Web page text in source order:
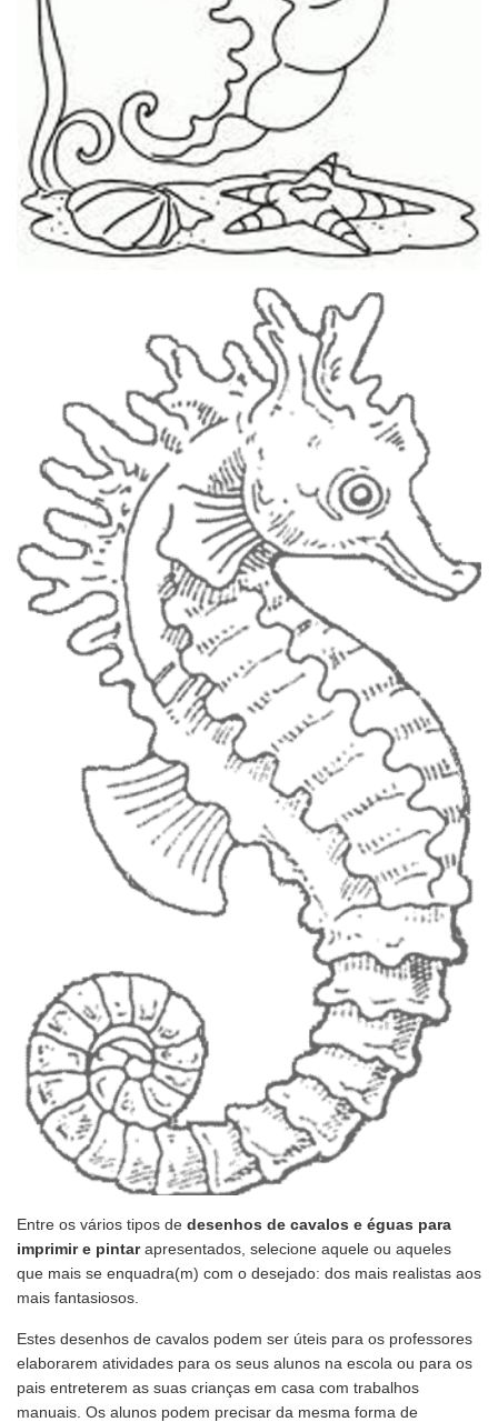
Entre os vários tipos de desenhos de cavalos e éguas para
imprimir e pintarapresentados, selecione aquele ou aqueles
que mais se enquadra(m) com o desejado: dos mais realistas aos
mais fantasiosos.
Estes desenhos de cavalos podem ser úteis para os professores
elaborarem atividades para os seus alunos na escola ou para os
pais entreterem as suas crianças em casa com trabalhos
manuais. Os alunos podem precisar da mesma forma de